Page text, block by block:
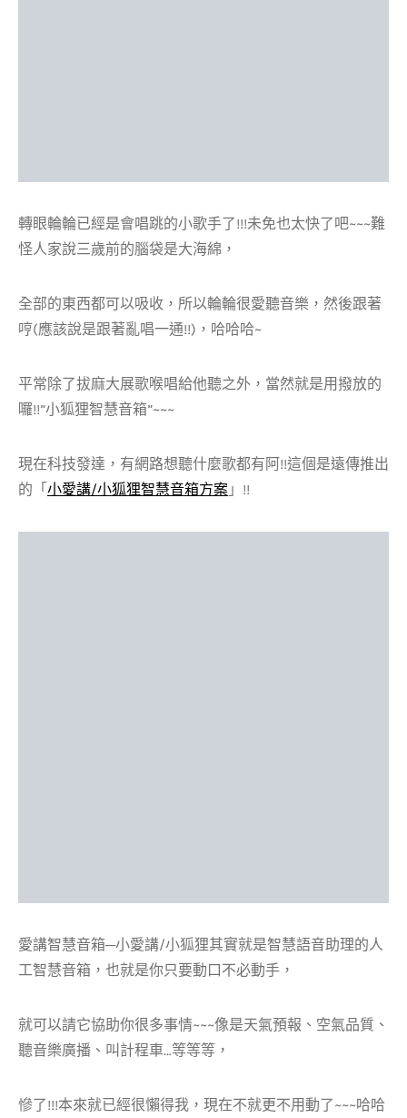
轉眼輪輪已經是會唱跳的小歌手了!!!未免也太快了吧~~~難
怪人家說三歲前的腦袋是大海綿，
全部的東西都可以吸收，所以輪輪很愛聽音樂，然後跟著
哼(應該說是跟著亂唱一通!!)，哈哈哈~
平常除了拔麻大展歌喉唱給他聽之外，當然就是用撥放的
囉!!”小狐狸智慧音箱”~~~
現在科技發達，有網路想聽什麼歌都有阿!!這個是遠傳推出
的「 小愛講/小狐狸智慧音箱方案 」!!
愛講智慧音箱─小愛講/小狐狸其實就是智慧語音助理的人
工智慧音箱，也就是你只要動口不必動手，
就可以請它協助你很多事情~~~像是天氣預報、空氣品質、
聽音樂廣播、叫計程車…等等等，
慘了!!!本來就已經很懶得我，現在不就更不用動了~~~哈哈